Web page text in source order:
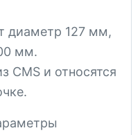
диаметр 127 мм,
мм.
CMS и относятся